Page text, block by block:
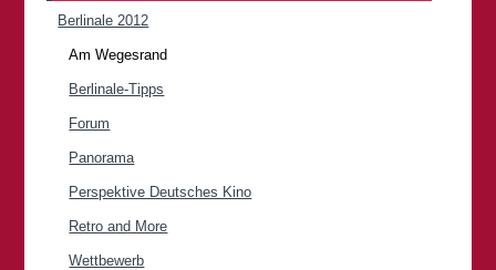
Berlinale 2012
Am Wegesrand
Berlinale-Tipps
Forum
Panorama
Perspektive Deutsches Kino
Retro and More
Wettbewerb